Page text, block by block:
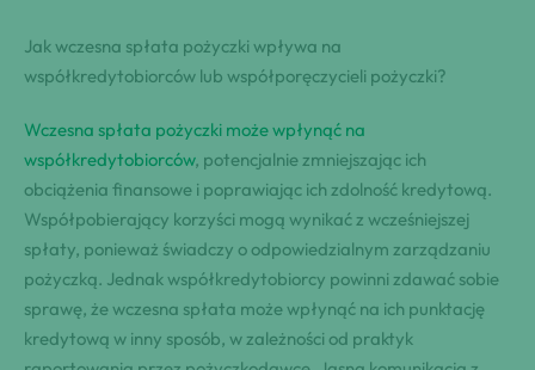
Jak wczesna spłata pożyczki wpływa na
współkredytobiorców lub współporęczycieli pożyczki?
Wczesna spłata pożyczki może wpłynąć na
współkredytobiorców, potencjalnie zmniejszając ich
obciążenia finansowe i poprawiając ich zdolność kredytową.
Współpobierający korzyści mogą wynikać z wcześniejszej
spłaty, ponieważ świadczy o odpowiedzialnym zarządzaniu
pożyczką. Jednak współkredytobiorcy powinni zdawać sobie
sprawę, że wczesna spłata może wpłynąć na ich punktację
kredytową w inny sposób, w zależności od praktyk